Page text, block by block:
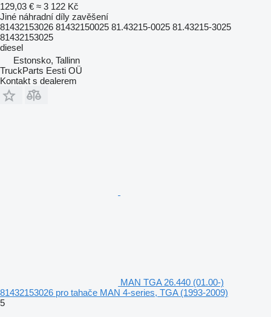
129,03 € ≈ 3 122 Kč
Jiné náhradní díly zavěšení
81432153026 81432150025 81.43215-0025 81.43215-3025
81432153025
diesel
Estonsko, Tallinn
TruckParts Eesti OÜ
Kontakt s dealerem
MAN TGA 26.440 (01.00-)
81432153026 pro tahače MAN 4-series, TGA (1993-2009)
5